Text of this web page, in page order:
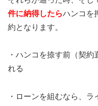
件に納得したらハンコを
約となります。
・ハンコを捺す前（契
れる
・ローンを組むなら、